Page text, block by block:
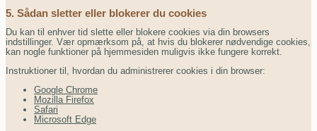
5. Sådan sletter eller blokerer du cookies
Du kan til enhver tid slette eller blokere cookies via din browsers
indstillinger. Vær opmærksom på, at hvis du blokerer nødvendige cookies,
kan nogle funktioner på hjemmesiden muligvis ikke fungere korrekt.
Instruktioner til, hvordan du administrerer cookies i din browser:
Google Chrome
Mozilla Firefox
Safari
Microsoft Edge